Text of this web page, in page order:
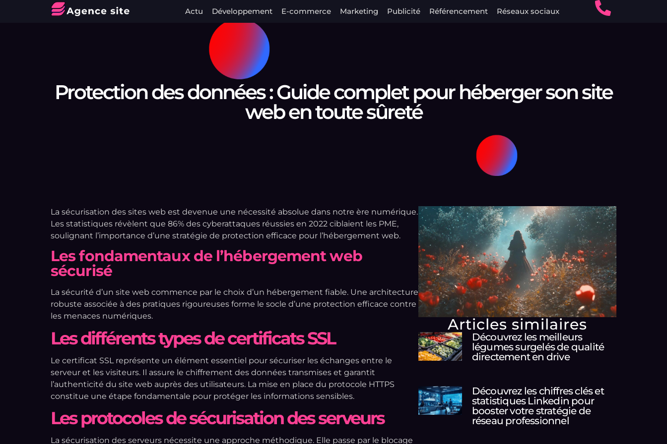
Actu Développement E-commerce Marketing Publicité Référencement Réseaux sociaux
Protection des données : Guide complet pour héberger son site
web en toute sûreté
La sécurisation des sites web est devenue une nécessité absolue dans notre ère numérique.
Les statistiques révèlent que 86% des cyberattaques réussies en 2022 ciblaient les PME,
soulignant l’importance d’une stratégie de protection efficace pour l’hébergement web.
Les fondamentaux de l’hébergement web
sécurisé
La sécurité d’un site web commence par le choix d’un hébergement fiable. Une architecture
robuste associée à des pratiques rigoureuses forme le socle d’une protection efficace contre
les menaces numériques.
Les différents types de certificats SSL
Le certificat SSL représente un élément essentiel pour sécuriser les échanges entre le
serveur et les visiteurs. Il assure le chiffrement des données transmises et garantit
l’authenticité du site web auprès des utilisateurs. La mise en place du protocole HTTPS
constitue une étape fondamentale pour protéger les informations sensibles.
Les protocoles de sécurisation des serveurs
La sécurisation des serveurs nécessite une approche méthodique. Elle passe par le blocage
Articles similaires
Découvrez les meilleurs
légumes surgelés de qualité
directement en drive
Découvrez les chiffres clés et
statistiques Linkedin pour
booster votre stratégie de
réseau professionnel